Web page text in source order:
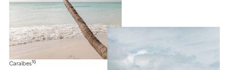
Caraïbes16